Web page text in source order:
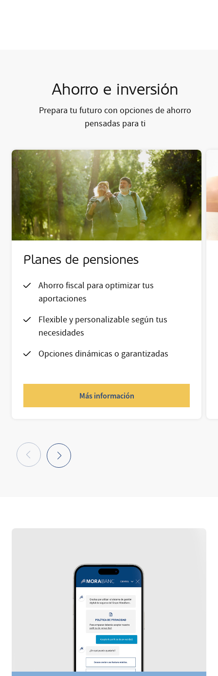
Ahorro e inversión
Prepara tu futuro con opciones de ahorro
pensadas para ti
Planes de pensiones
Ahorro fiscal para optimizar tus
aportaciones
Flexible y personalizable según tus
necesidades
Opciones dinámicas o garantizadas
Más información